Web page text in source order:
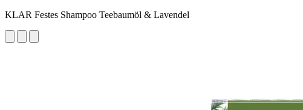
KLAR Festes Shampoo Teebaumöl & Lavendel